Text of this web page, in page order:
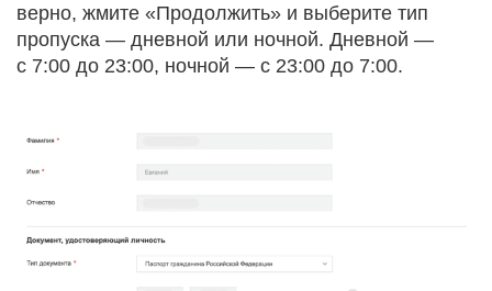
верно, жмите «Продолжить» и выберите тип
пропуска — дневной или ночной. Дневной —
с 7:00 до 23:00, ночной — с 23:00 до 7:00.